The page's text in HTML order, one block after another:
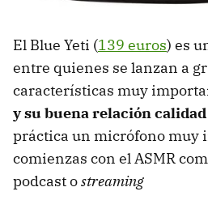
El Blue Yeti (139 euros) es
entre quienes se lanzan a
características muy
y su buena relación
práctica un micrófono muy
comienzas con el ASMR
podcast ostreaming